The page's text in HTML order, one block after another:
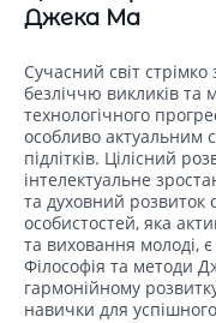
Джека Ма
Сучасний світ
безліччю викликів та
технологічного
особливо актуальним
підлітків. Цілісний
інтелектуальне
та духовний розвиток
особистостей, яка
та виховання молоді,
Філософія та методи
гармонійному
навички для